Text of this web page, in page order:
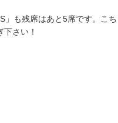
」も残席はあと5席です。こ
さい！